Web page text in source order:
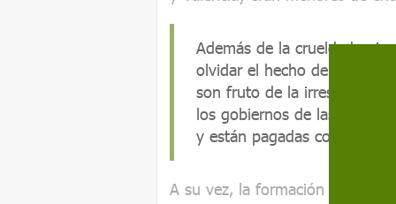
Además de la crueldad
olvidar el hecho de que
son fruto de la
los gobiernos de las
y están pagadas con fondos
A su vez, la formación también